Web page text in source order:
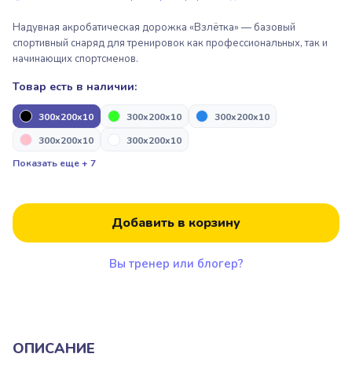
награждения
Надувные арки “Старт/Финиш”
Надувная продукция для дронов
Альпинизм и скалолазание
Пакрафтинг
Парашютный спорт
Парашютный спорт
Пьедесталы, подиумы для
награждения
Надувные арки “Старт/Финиш”
Надувная продукция для дронов
Надувная акробатическая дорожка «Взлётка» — базовый
спортивный снаряд для тренировок как профессиональных, так и
начинающих спортсменов.
Товар есть в наличии:
300x200x10
300x200x10
300x200x10
300x200x10
300x200x10
Показать еще + 7
Добавить в корзину
Вы тренер или блогер?
ОПИСАНИЕ